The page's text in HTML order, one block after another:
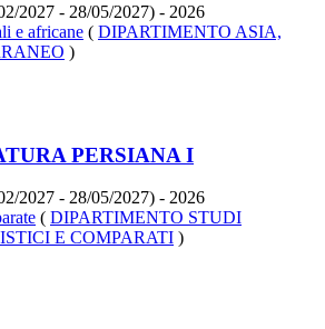
2027 - 28/05/2027) - 2026
e africane ( DIPARTIMENTO ASIA,
)
PERSIANA I
2027 - 28/05/2027) - 2026
( DIPARTIMENTO STUDI
E COMPARATI )